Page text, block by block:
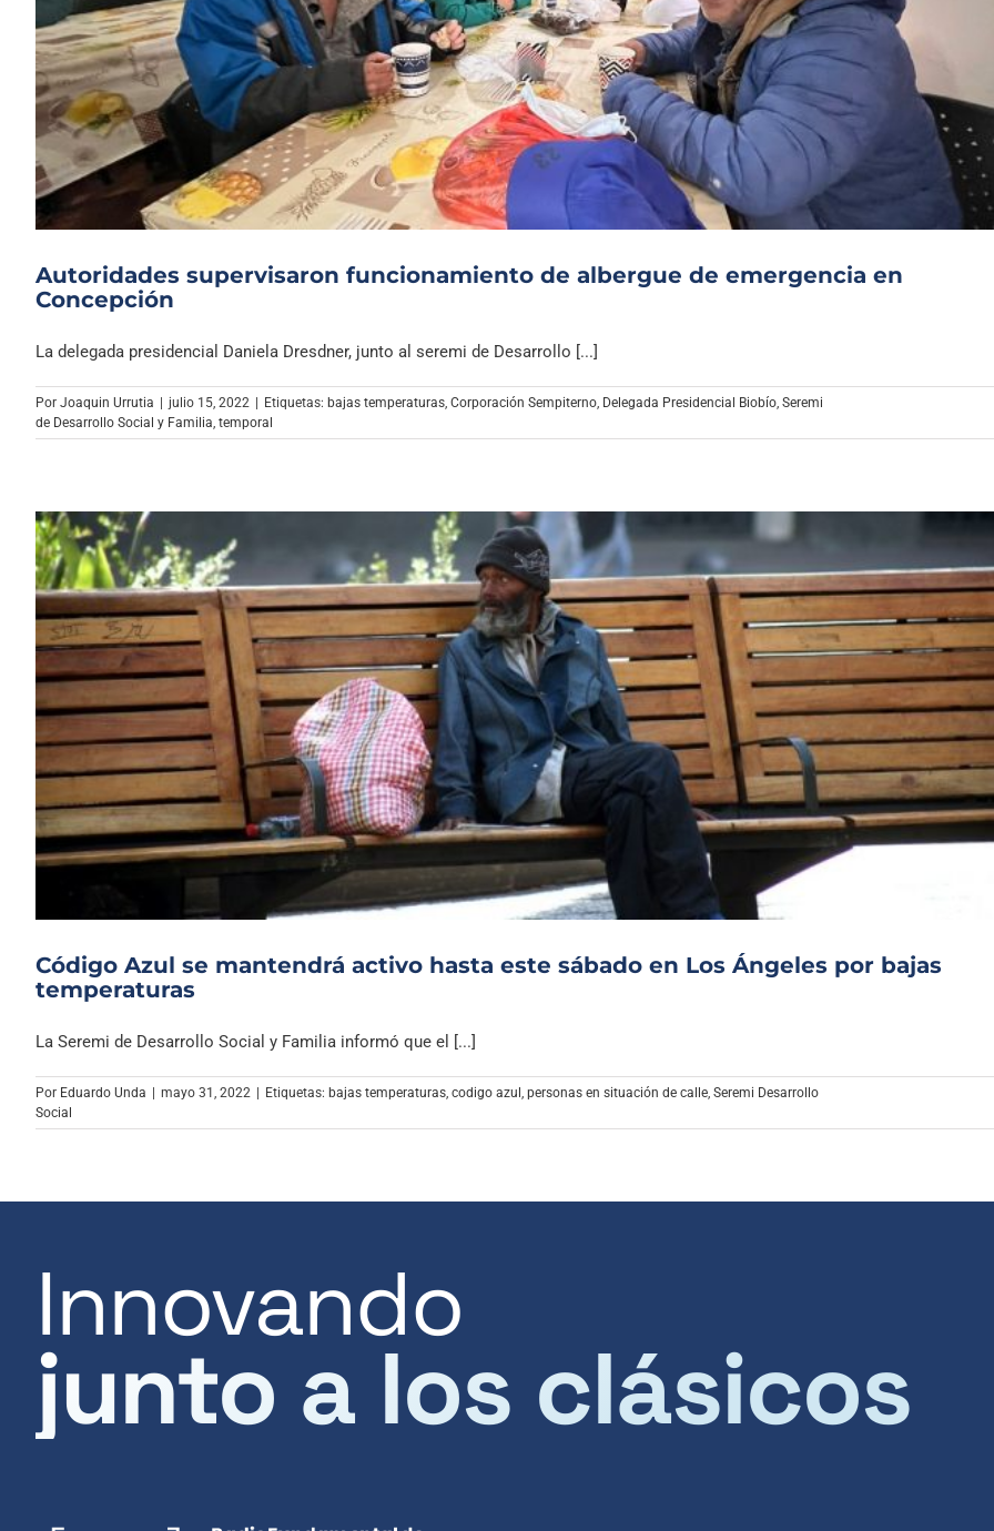
Autoridades supervisaron funcionamiento de albergue de emergencia en
Concepción
La delegada presidencial Daniela Dresdner, junto al seremi de Desarrollo [...]
Por Joaquin Urrutia | julio 15, 2022 | Etiquetas: bajas temperaturas Corporación Sempiterno Delegada Presidencial Biobío Seremi
de Desarrollo Social y Familia temporal
Código Azul se mantendrá activo hasta este sábado en Los Ángeles por bajas
temperaturas
La Seremi de Desarrollo Social y Familia informó que el [...]
Por Eduardo Unda mayo 31, 2022 Etiquetas: bajas temperaturas, codigo azul , personas en situación de calle, Seremi Desarrollo
Social
Innovando
junto a los clásicos